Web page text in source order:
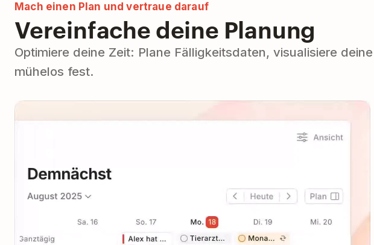
Mach einen Plan und vertraue darauf
Vereinfache deine Planung
Optimiere deine Zeit: Plane Fälligkeitsdaten, visualisiere
mühelos fest.